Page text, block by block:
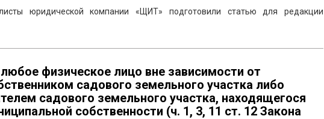
юридической компании «ЩИТ» подготовили статью для редакции
физическое лицо вне зависимости от
садового земельного участка либо
садового земельного участка, находящегося
собственности (ч. 1, 3, 11 ст. 12 Закона